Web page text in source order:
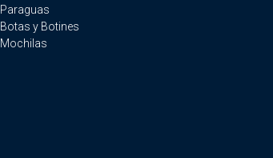
Paraguas
Botas y Botines
Mochilas